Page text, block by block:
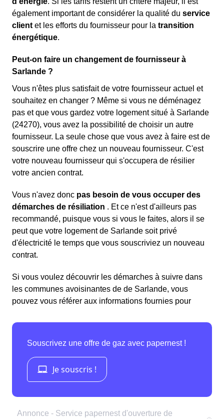
également important de considérer la qualité du service
client et les efforts du fournisseur pour la transition
énergétique.
Peut-on faire un changement de fournisseur à
Sarlande ?
Vous n'êtes plus satisfait de votre fournisseur actuel et
souhaitez en changer ? Même si vous ne déménagez
pas et que vous gardez votre logement situé à Sarlande
(24270), vous avez la possibilité de choisir un autre
fournisseur. La seule chose que vous avez à faire est de
souscrire une offre chez un nouveau fournisseur. C'est
votre nouveau fournisseur qui s'occupera de résilier
votre ancien contrat.
Vous n'avez donc pas besoin de vous occuper des
démarches de résiliation . Et ce n'est d'ailleurs pas
recommandé, puisque vous si vous le faites, alors il se
peut que votre logement de Sarlande soit privé
d'électricité le temps que vous souscriviez un nouveau
contrat.
Si vous voulez découvrir les démarches à suivre dans
les communes avoisinantes de de Sarlande, vous
pouvez vous référer aux informations fournies pour